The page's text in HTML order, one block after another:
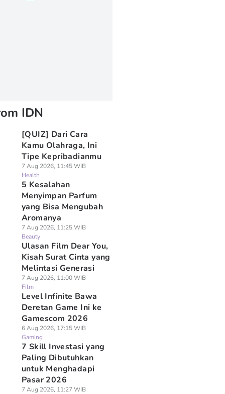
IDN
[QUIZ] Dari Cara
Kamu Olahraga, Ini
Tipe Kepribadianmu
7 Aug 2026, 11:45 WIB
Health
5 Kesalahan
Menyimpan Parfum
yang Bisa Mengubah
Aromanya
7 Aug 2026, 11:25 WIB
Beauty
Ulasan Film Dear You,
Kisah Surat Cinta yang
Melintasi Generasi
7 Aug 2026, 11:00 WIB
Film
Level Infinite Bawa
Deretan Game Ini ke
Gamescom 2026
6 Aug 2026, 17:15 WIB
Gaming
7 Skill Investasi yang
Paling Dibutuhkan
untuk Menghadapi
Pasar 2026
7 Aug 2026, 11:27 WIB